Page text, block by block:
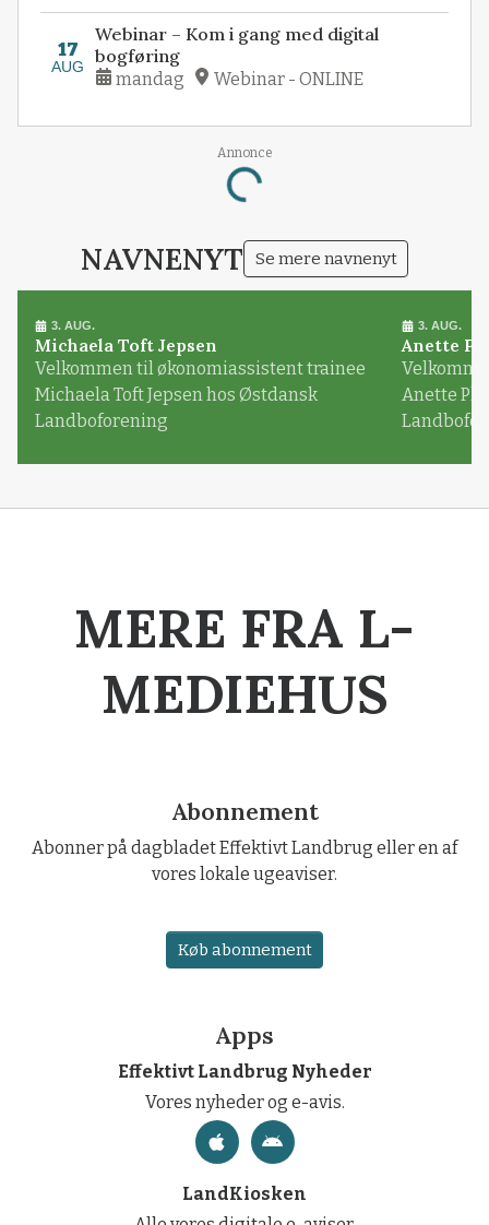
17
AUG
Webinar – Kom i gang med digital
bogføring
mandag Webinar - ONLINE
Annonce
Loading...
NAVNENYT Se mere navnenyt
3. AUG.
Michaela Toft Jepsen
Velkommen til økonomiassistent trainee
Michaela Toft Jepsen hos Østdansk
Landboforening
3. AUG.
Anette
Anette
MERE FRA L-
MEDIEHUS
Abonnement
Abonner på dagbladet Effektivt Landbrug eller en af
vores lokale ugeaviser.
Køb abonnement
Apps
Effektivt Landbrug Nyheder
Vores nyheder og e-avis.
LandKiosken